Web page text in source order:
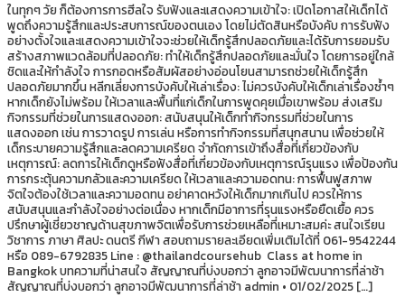
ในทุกๆ วัย ก็ต้องการการฮีลใจ รับฟังและแสดงความเข้าใจ: เปิดโอกาสให้เด็กได้
พูดถึงความรู้สึกและประสบการณ์ของตนเอง โดยไม่ตัดสินหรือบังคับ การรับฟัง
อย่างตั้งใจและแสดงความเข้าใจจะช่วยให้เด็กรู้สึกปลอดภัยและได้รับการยอมรับ
สร้างสภาพแวดล้อมที่ปลอดภัย: ทำให้เด็กรู้สึกปลอดภัยและมั่นใจ โดยการอยู่ใกล้
ชิดและให้กำลังใจ การกอดหรือสัมผัสอย่างอ่อนโยนสามารถช่วยให้เด็กรู้สึก
ปลอดภัยมากขึ้น หลีกเลี่ยงการบังคับให้เล่าเรื่อง: ไม่ควรบังคับให้เด็กเล่าเรื่องซ้ำๆ
หากเด็กยังไม่พร้อม ให้เวลาและพื้นที่แก่เด็กในการพูดคุยเมื่อเขาพร้อม ส่งเสริม
กิจกรรมที่ช่วยในการแสดงออก: สนับสนุนให้เด็กทำกิจกรรมที่ช่วยในการ
แสดงออก เช่น การวาดรูป การเล่น หรือการทำกิจกรรมที่สนุกสนาน เพื่อช่วยให้
เด็กระบายความรู้สึกและลดความเครียด จำกัดการเข้าถึงสื่อที่เกี่ยวข้องกับ
เหตุการณ์: ลดการให้เด็กดูหรือฟังสื่อที่เกี่ยวข้องกับเหตุการณ์รุนแรง เพื่อป้องกัน
การกระตุ้นความกลัวและความเครียด ให้เวลาและความอดทน: การฟื้นฟูสภาพ
จิตใจต้องใช้เวลาและความอดทน อย่าคาดหวังให้เด็กมากเกินไป ควรให้การ
สนับสนุนและกำลังใจอย่างต่อเนื่อง หากเด็กมีอาการที่รุนแรงหรือยืดเยื้อ ควร
ปรึกษาผู้เชี่ยวชาญด้านสุขภาพจิตเพื่อรับการช่วยเหลือที่เหมาะสมค่ะ สนใจเรียน
วิชาการ ภาษา ศิลปะ ดนตรี กีฬา สอบถามรายละเอียดเพิ่มเติมได้ที่ 061-9542244
หรือ 089-6792835 Line : @thailandcoursehub Class at home in
Bangkok บทความที่น่าสนใจ สัญญาณที่บ่งบอกว่า ลูกอาจมีพัฒนาการที่ล่าช้า
สัญญาณที่บ่งบอกว่า ลูกอาจมีพัฒนาการที่ล่าช้า admin • 01/02/2025 […]